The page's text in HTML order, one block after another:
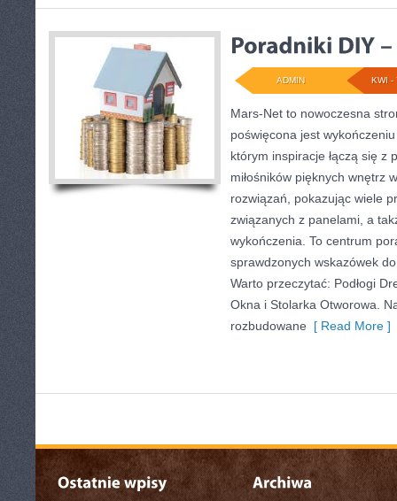
KWI -
ADMIN
Mars-Net to nowoczesna
poświęcona jest
którym inspiracje łączą się z
miłośników pięknych wnętrz
rozwiązań, pokazując wiele
związanych z panelami, a
wykończenia. To centrum
sprawdzonych wskazówek
Warto przeczytać: Podłogi
Okna i Stolarka Otworowa.
rozbudowane [ Read More ]